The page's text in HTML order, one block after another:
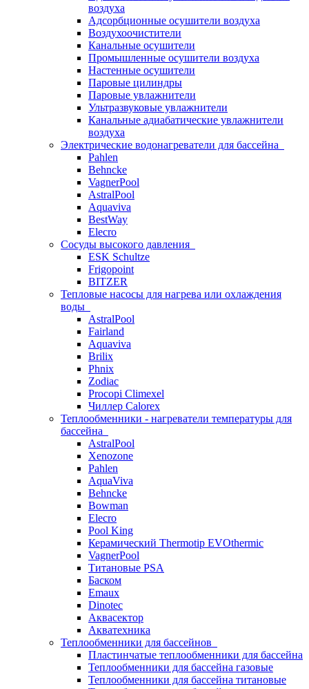
воздуха
Адсорбционные осушители воздуха
Воздухоочистители
Канальные осушители
Промышленные осушители воздуха
Настенные осушители
Паровые цилиндры
Паровые увлажнители
Ультразвуковые увлажнители
Канальные адиабатические увлажнители
воздуха
Электрические водонагреватели для бассейна
Pahlen
Behncke
VagnerPool
AstralPool
Aquaviva
BestWay
Elecro
Сосуды высокого давления
ESK Schultze
Frigopoint
BITZER
Тепловые насосы для нагрева или охлаждения
воды
AstralPool
Fairland
Aquaviva
Brilix
Phnix
Zodiac
Procopi Climexel
Чиллер Calorex
Теплообменники - нагреватели температуры для
бассейна
AstralPool
Xenozone
Pahlen
AquaViva
Behncke
Bowman
Elecro
Pool King
Керамический Thermotip EVOthermic
VagnerPool
Титановые PSA
Баском
Emaux
Dinotec
Аквасектор
Акватехника
Теплообменники для бассейнов
Пластинчатые теплообменники для бассейна
Теплообменники для бассейна газовые
Теплообменники для бассейна титановые